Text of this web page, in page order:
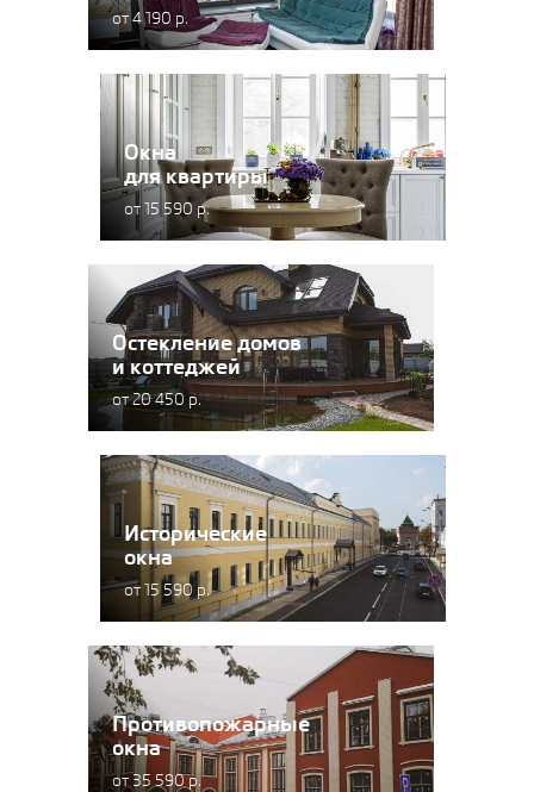
от 4 190 р.
Окна
для квартиры
от 15 590 р.
Остекление домов
и коттеджей
от 20 450 р.
Исторические
окна
от 15 590 р.
Противопожарные
окна
от 35 590 р.